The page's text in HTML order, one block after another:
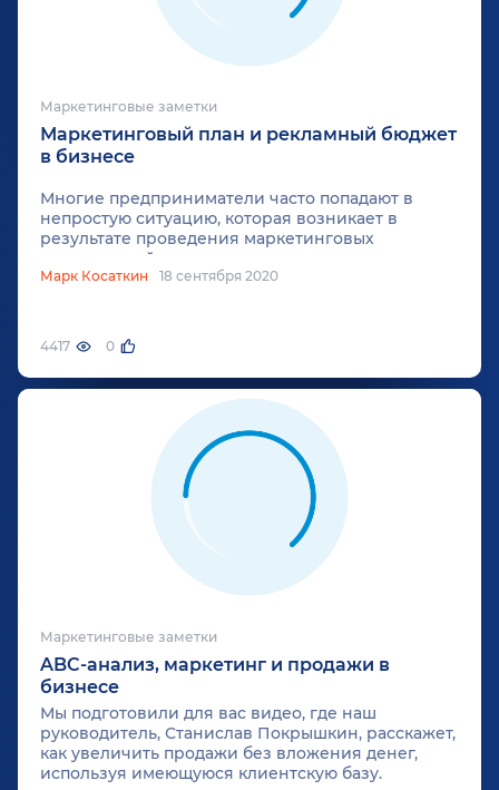
Маркетинговые заметки
Маркетинговый план и рекламный бюджет
в бизнесе
Многие предприниматели часто попадают в
непростую ситуацию, которая возникает в
результате проведения маркетинговых
мероприятий по продвижению своего продукта
или услуги. Практически всегда встает вопрос,
правилах маркетинга.
Марк Косаткин 18 сентября 2020
4417 0
Маркетинговые заметки
ABC-анализ, маркетинг и продажи в
бизнесе
Мы подготовили для вас видео, где наш
руководитель, Станислав Покрышкин, расскажет,
как увеличить продажи без вложения денег,
используя имеющуюся клиентскую базу.